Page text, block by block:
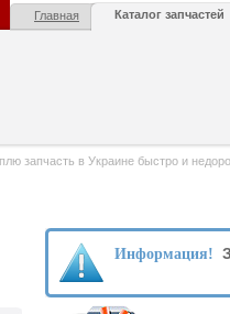
Главная Каталог запчастей
запчасть в Украине быстро и
Информация!